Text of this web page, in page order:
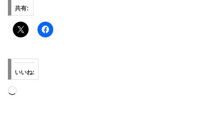
共有:
いいね:
読